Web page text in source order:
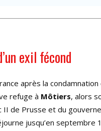
exil fécond
après la
refuge à Môtiers, alors
de Prusse et du
jusqu’en septembre